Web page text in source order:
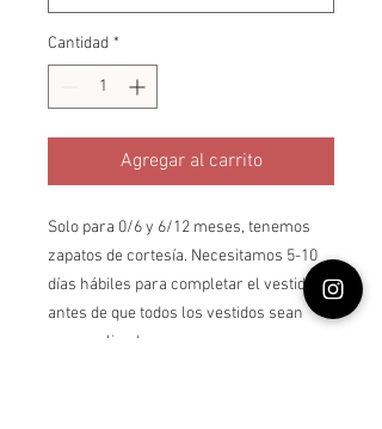
Cantidad *
Agregar al carrito
Solo para 0/6 y 6/12 meses, tenemos
zapatos de cortesía. Necesitamos 5-10
días hábiles para completar el vestido
antes de que todos los vestidos sean
personalizados